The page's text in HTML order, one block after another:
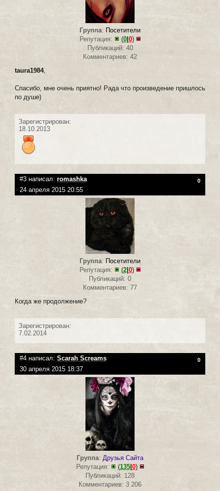
Группа: Посетители
Репутация:
(0| 0)
Публикаций: 40
Комментариев: 42
taura1984,
Спасибо, мне очень приятно! Рада что произведение пришлось
по душе)
Зарегистрирован:
18.10.2013
#3 написал: romashka 0
24 апреля 2015 20:55
Группа: Посетители
Репутация:
(2| 0)
Публикаций: 0
Комментариев: 77
Когда же продолжение?
Зарегистрирован:
7.02.2014
#4 написал: Scarah Screams 0
30 апреля 2015 18:37
Группа: Друзья Сайта
Репутация:
(135| 0)
Публикаций: 128
Комментариев: 3 206